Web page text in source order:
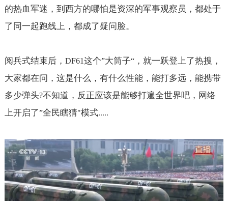
的热血军迷，到西方的哪怕是资深的军事观察员，都处于
了同一起跑线上，都成了疑问脸。
阅兵式结束后， DF61这个”大筒子“，就一跃登上了热搜，
大家都在问，这是什么，有什么性能，能打多远，能携带
多少弹头?不知道，反正应该是能够打遍全世界吧，网络
上开启了”全民瞎猜"模式.....